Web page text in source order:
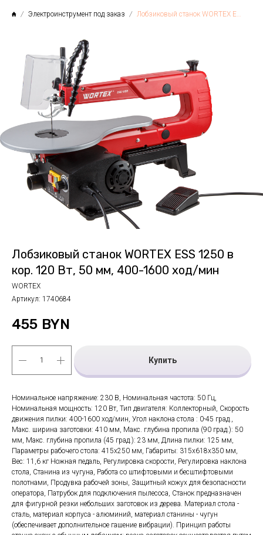
Электроинструмент под заказ Лобзиковый станок WORTEX ESS 1250 в кор. 120 Вт, 50 мм, 400-1600 ход/мин
Лобзиковый станок WORTEX ESS 1250 в
кор. 120 Вт, 50 мм, 400-1600 ход/мин
WORTEX
Артикул: 1740684
455 BYN
Купить
Номинальное напряжение: 230 В, Номинальная частота: 50 Гц,
Номинальная мощность: 120 Вт, Тип двигателя: Коллекторный, Скорость
движения пилки: 400-1600 ход/мин, Угол наклона стола : 0-45 град.,
Макс. ширина заготовки: 410 мм, Макс. глубина пропила (90 град.): 50
мм, Макс. глубина пропила (45 град.): 23 мм, Длина пилки: 125 мм,
Параметры рабочего стола: 415х250 мм, Габариты: 315х618х350 мм,
Вес: 11,6 кг Ножная педаль, Регулировка скорости, Регулировка наклона
стола, Станина из чугуна, Работа со штифтовыми и бесштифтовыми
полотнами, Продувка рабочей зоны, Защитный кожух для безопасности
оператора, Патрубок для подключения пылесоса, Станок предназначен
для фигурной резки небольших заготовок из дерева. Материал стола -
сталь, материал корпуса - алюминий, материал станины - чугун
(обеспечивает дополнительное гашение вибрации). Принцип работы